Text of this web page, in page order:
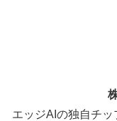
エッジAIの独自チ